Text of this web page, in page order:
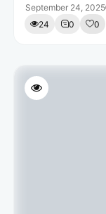
September 24, 2025
24
0 0